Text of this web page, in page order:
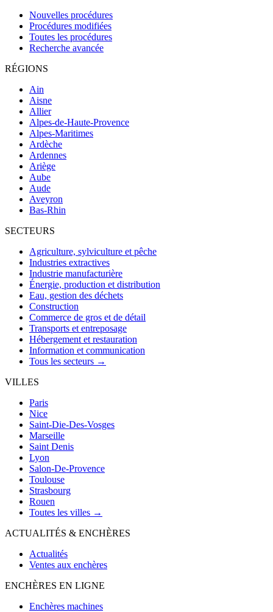
Nouvelles procédures
Procédures modifiées
Toutes les procédures
Recherche avancée
RÉGIONS
Ain
Aisne
Allier
Alpes-de-Haute-Provence
Alpes-Maritimes
Ardèche
Ardennes
Ariège
Aube
Aude
Aveyron
Bas-Rhin
SECTEURS
Agriculture, sylviculture et pêche
Industries extractives
Industrie manufacturière
Énergie, production et distribution
Eau, gestion des déchets
Construction
Commerce de gros et de détail
Transports et entreposage
Hébergement et restauration
Information et communication
Tous les secteurs →
VILLES
Paris
Nice
Saint-Die-Des-Vosges
Marseille
Saint Denis
Lyon
Salon-De-Provence
Toulouse
Strasbourg
Rouen
Toutes les villes →
ACTUALITÉS & ENCHÈRES
Actualités
Ventes aux enchères
ENCHÈRES EN LIGNE
Enchères machines